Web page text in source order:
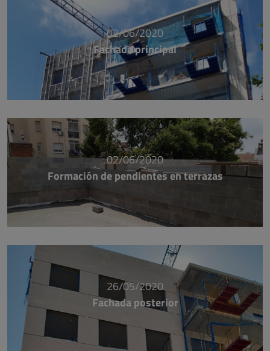
02/06/2020
Fachada principal
02/06/2020
Formación de pendientes en terrazas
26/05/2020
Fachada posterior